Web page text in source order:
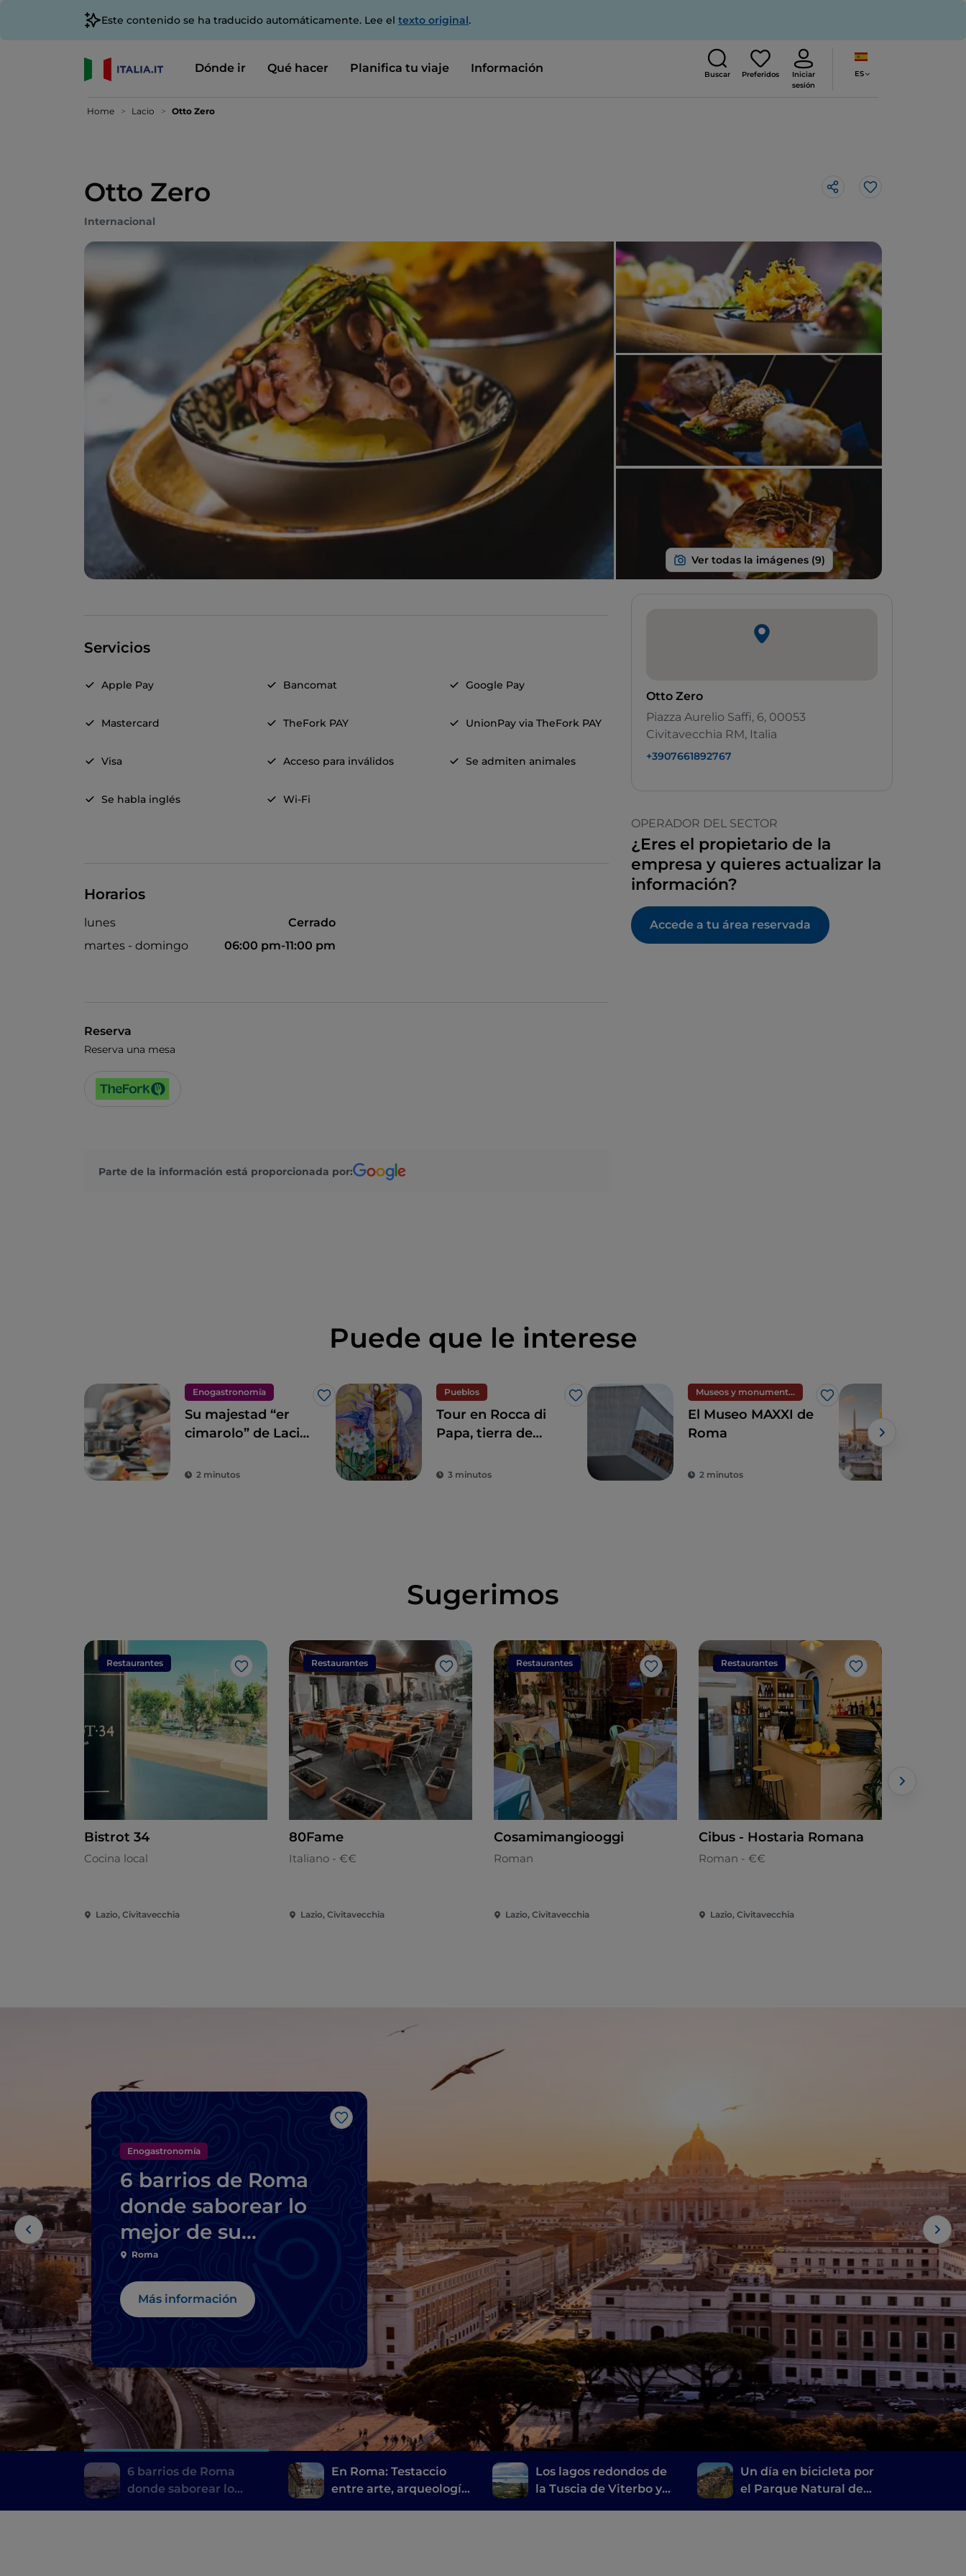
Este contenido se ha traducido automáticamente. Lee el texto original.
Dónde ir Qué hacer Planifica tu viaje Información Buscar Preferidos
Iniciar
sesión
ES
Home Lacio Otto Zero
Otto Zero Me gusta
Internacional
Servicios
Apple Pay Bancomat Google Pay
Mastercard TheFork PAY UnionPay via TheFork PAY
Visa Acceso para inválidos Se admiten animales
Se habla inglés Wi-Fi
Horarios
lunes
Cerrado
martes - domingo
06:00 pm-11:00 pm
Reserva
Reserva una mesa
Parte de la información está proporcionada por:
Otto Zero
Piazza Aurelio Saffi, 6, 00053
Civitavecchia RM, Italia
+3907661892767
OPERADOR DEL SECTOR
¿Eres el propietario de la
empresa y quieres actualizar la
información?
Accede a tu área reservada
Puede que le interese
Enogastronomía
Me gusta
Su majestad “er
cimarolo” de Lacio:
romanesco I. G. P.
2 minutos
Pueblos
Me gusta
Tour en Rocca di
Papa, tierra de
y leyendas
3 minutos
Museos y monumentos
Me gusta
El Museo MAXXI de
Roma
2 minutos
Sugerimos
Restaurantes
Me gusta
Bistrot 34
Cocina local
Lazio, Civitavecchia
Restaurantes
Me gusta
80Fame
Italiano - €€
Lazio, Civitavecchia
Restaurantes
Me gusta
Cosamimangiooggi
Roman
Lazio, Civitavecchia
Restaurantes
Me gusta
Cibus - Hostaria Romana
Roman - €€
Lazio, Civitavecchia
Me gusta
Enogastronomía
6 barrios de Roma
donde saborear lo
mejor de su
gastronomía típica
Roma
Más información
6 barrios de Roma
donde saborear lo
En Roma: Testaccio
entre arte, arqueología
Los lagos redondos de
la Tuscia de Viterbo y
Un día en bicicleta por
el Parque Natural de